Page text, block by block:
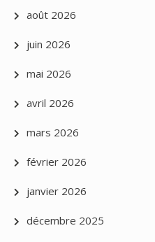
août 2026
juin 2026
mai 2026
avril 2026
mars 2026
février 2026
janvier 2026
décembre 2025